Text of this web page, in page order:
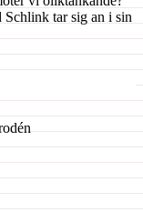
Schlink tar sig an i sin